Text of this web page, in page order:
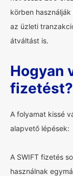
körben
az üzleti
átváltást is.
Hogyan
fizetést?
A folyamat kissé
alapvető lépések:
A SWIFT fizetés
használnak